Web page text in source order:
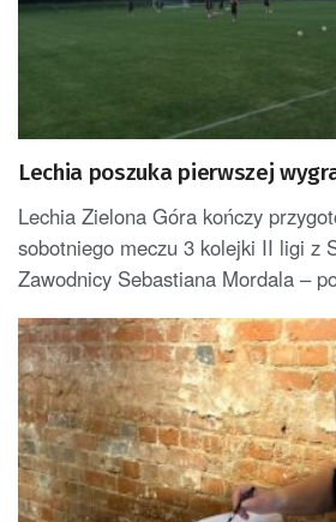
Lechia poszuka pierwszej
Lechia Zielona Góra kończy
sobotniego meczu 3 kolejki II ligi z
Zawodnicy Sebastiana Mordala –